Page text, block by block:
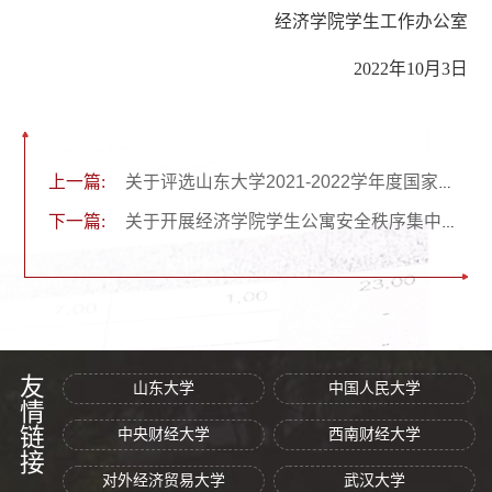
经济学院学生工作办公室
2022年10月3日
上一篇: 关于评选山东大学2021-2022学年度国家奖学金的通知
下一篇: 关于开展经济学院学生公寓安全秩序集中检查工作的通知
友情链接 山东大学 中国人民大学
中央财经大学 西南财经大学
对外经济贸易大学 武汉大学